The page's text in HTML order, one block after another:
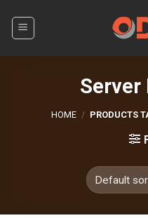
content
Server
HOME / PRODUCTS